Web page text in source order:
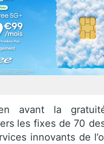
avant la
les fixes de 70
innovants de